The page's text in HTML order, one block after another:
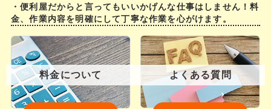
・便利屋だからと言ってもいいかげんな仕事はしません！料
金、作業内容を明確にして丁寧な作業を心がけます。
料金について よくある質問